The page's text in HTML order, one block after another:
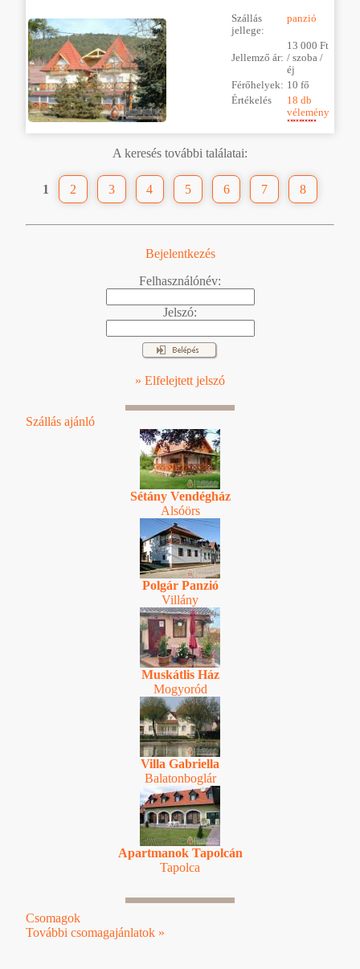
Szállás
jellege:
panzió
Jellemző ár:
13 000 Ft
/ szoba /
éj
Férőhelyek: 10 fő
Értékelés
18 db
vélemény
A keresés további találatai:
1 2 3 4 5 6 7 8
Bejelentkezés
Felhasználónév:
Jelszó:
» Elfelejtett jelszó
Szállás ajánló
Sétány Vendégház
Alsóörs
Polgár Panzió
Villány
Muskátlis Ház
Mogyoród
Villa Gabriella
Balatonboglár
Apartmanok Tapolcán
Tapolca
Csomagok
További csomagajánlatok »